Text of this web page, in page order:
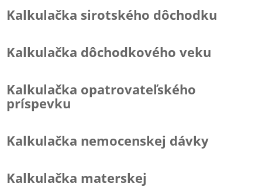
Kalkulačka sirotského dôchodku
Kalkulačka dôchodkového veku
Kalkulačka opatrovateľského
príspevku
Kalkulačka nemocenskej dávky
Kalkulačka materskej